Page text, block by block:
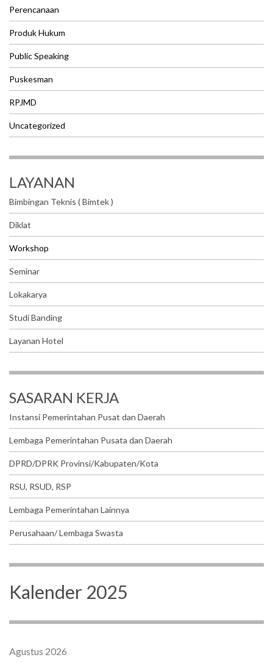
Perencanaan
Produk Hukum
Public Speaking
Puskesman
RPJMD
Uncategorized
LAYANAN
Bimbingan Teknis ( Bimtek )
Diklat
Workshop
Seminar
Lokakarya
Studi Banding
Layanan Hotel
SASARAN KERJA
Instansi Pemerintahan Pusat dan Daerah
Lembaga Pemerintahan Pusata dan Daerah
DPRD/DPRK Provinsi/Kabupaten/Kota
RSU, RSUD, RSP
Lembaga Pemerintahan Lainnya
Perusahaan/ Lembaga Swasta
Kalender 2025
Agustus 2026